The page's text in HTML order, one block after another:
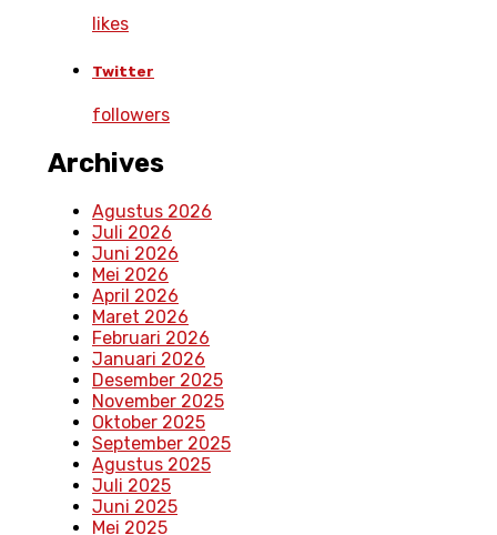
likes
Twitter
followers
Archives
Agustus 2026
Juli 2026
Juni 2026
Mei 2026
April 2026
Maret 2026
Februari 2026
Januari 2026
Desember 2025
November 2025
Oktober 2025
September 2025
Agustus 2025
Juli 2025
Juni 2025
Mei 2025